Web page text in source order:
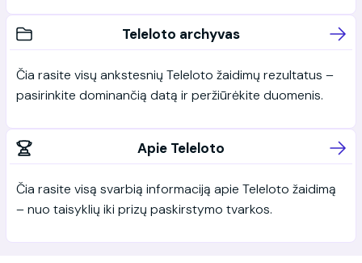
Teleloto archyvas
Čia rasite visų ankstesnių Teleloto žaidimų rezultatus –
pasirinkite dominančią datą ir peržiūrėkite duomenis.
Apie Teleloto
Čia rasite visą svarbią informaciją apie Teleloto žaidimą
– nuo taisyklių iki prizų paskirstymo tvarkos.